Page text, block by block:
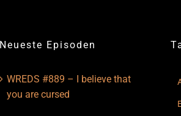
Neueste Episoden
WREDS #889 – I believe that
you are cursed